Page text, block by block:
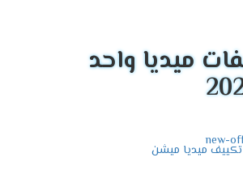
وأيضا يستخدم فى فصل
ميديا واحد